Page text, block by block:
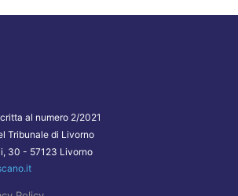
al numero 2/2021
Tribunale di Livorno
30 - 57123 Livorno